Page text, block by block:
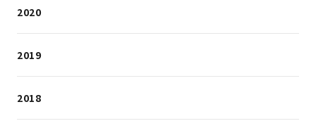
2020
2019
2018